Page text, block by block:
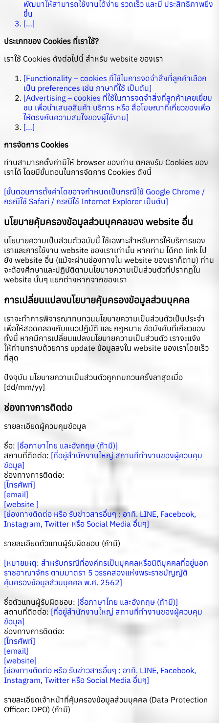
พัฒนาให้สามารถใช้งานได้ง่าย รวดเร็ว และมี ประสิทธิภาพยิ่ง
ขึ้น
[…]
ประเภทของ Cookies ที่เราใช้?
เราใช้ Cookies ดังต่อไปนี้ สำหรับ website ของเรา
[Functionality – cookies ที่ใช้ในการจดจำสิ่งที่ลูกค้าเลือก
เป็น preferences เช่น ภาษาที่ใช้ เป็นต้น]
[Advertising – cookies ที่ใช้ในการจดจำสิ่งที่ลูกค้าเคยเยี่ยม
ชม เพื่อนำเสนอสินค้า บริการ หรือ สื่อโฆษณาที่เกี่ยวของเพื่อ
ให้ตรงกับความสนใจของผู้ใช้งาน]
[…]
การจัดการ Cookies
ท่านสามารถตั้งค่ามิให้ browser ของท่าน ตกลงรับ Cookies ของ
เราได้ โดยมีขั้นตอนในการจัดการ Cookies ดังนี้
[ขั้นตอนการตั้งค่าโดยอาจกำหนดเป็นกรณีใช้ Google Chrome /
กรณีใช้ Safari / กรณีใช้ Internet Explorer เป็นต้น]
นโยบายคุ้มครองข้อมูลส่วนบุคคลของ website อื่น
นโยบายความเป็นส่วนตัวฉบับนี้ ใช้เฉพาะสำหรับการให้บริการของ
เราและการใช้งาน website ของเราเท่านั้น หากท่าน ได้กด link ไป
ยัง website อื่น (แม้จะผ่านช่องทางใน website ของเราก็ตาม) ท่าน
จะต้องศึกษาและปฏิบัติตามนโยบายความเป็นส่วนตัวที่ปรากฏใน
website นั้นๆ แยกต่างหากจากของเรา
การเปลี่ยนแปลงนโยบายคุ้มครองข้อมูลส่วนบุคคล
เราจะทำการพิจารณาทบทวนนโยบายความเป็นส่วนตัวเป็นประจำ
เพื่อให้สอดคลองกับแนวปฏิบัติ และ กฎหมาย ข้อบังคับที่เกี่ยวของ
ทั้งนี้ หากมีการเปลี่ยนแปลงนโยบายความเป็นส่วนตัว เราจะแจ้ง
ให้ท่านทราบด้วยการ update ข้อมูลลงใน website ของเราโดยเร็ว
ที่สุด
ปัจจุบัน นโยบายความเป็นส่วนตัวถูกทบทวนครั้งลาสุดเมื่อ
[dd/mm/yy]
ช่องทางการติดต่อ
รายละเอียดผู้ควบคุมข้อมูล
ชื่อ: [ชื่อภาษาไทย และอังกฤษ (ถ้ามี)]
สถานที่ติดต่อ: [ที่อยู่สำนักงานใหญ่ สถานที่ทำงานของผู้ควบคุม
ข้อมูล]
ช่องทางการติดต่อ:
[โทรศัพท์]
[email]
[website ]
[ช่องทางติดต่อ หรือ รับข่าวสารอื่นๆ : อาทิ. LINE, Facebook,
Instagram, Twitter หรือ Social Media อื่นๆ]
รายละเอียดตัวแทนผู้รับผิดชอบ (ถ้ามี)
[หมายเหตุ: สำหรับกรณีที่องค์กรเป็นบุคคลหรือนิติบุคคลที่อยู่นอก
ราชอาณาจักร ตามมาตรา 5 วรรคสองแห่งพระราชบัญญัติ
คุ้มครองข้อมูลส่วนบุคคล พ.ศ. 2562]
ชื่อตัวแทนผู้รับผิดชอบ: [ชื่อภาษาไทย และอังกฤษ (ถ้ามี)]
สถานที่ติดต่อ: [ที่อยู่สำนักงานใหญ่ สถานที่ทำงานของผู้ควบคุม
ข้อมูล]
ช่องทางการติดต่อ:
[โทรศัพท์]
[email]
[website]
[ช่องทางติดต่อ หรือ รับข่าวสารอื่นๆ : อาทิ. LINE, Facebook,
Instagram, Twitter หรือ Social Media อื่นๆ]
รายละเอียดเจ้าหน้าที่คุ้มครองข้อมูลส่วนบุคคล (Data Protection
Officer: DPO) (ถ้ามี)